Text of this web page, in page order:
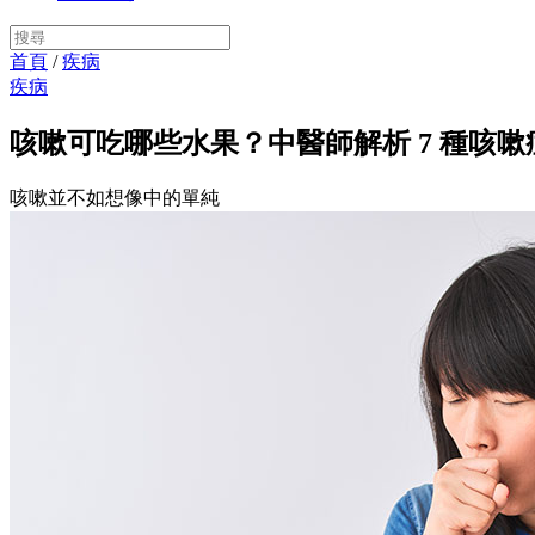
首頁 /疾病
疾病
咳嗽可吃哪些水果？中醫師解析 7 種咳嗽
咳嗽並不如想像中的單純